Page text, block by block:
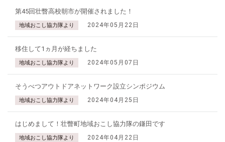
第45回壮瞥高校朝市が開催されました！
地域おこし協力隊より 2024年05月22日
移住して1ヵ月が経ちました
地域おこし協力隊より 2024年05月07日
そうべつアウトドアネットワーク設立シンポジウム
地域おこし協力隊より 2024年04月25日
はじめまして！壮瞥町地域おこし協力隊の鎌田です
地域おこし協力隊より 2024年04月22日